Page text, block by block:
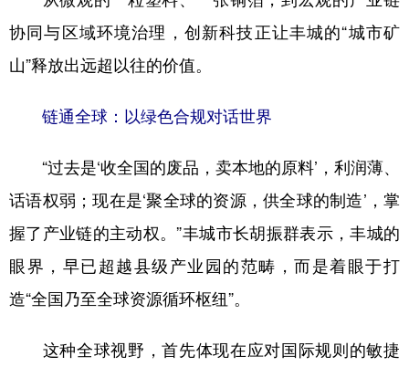
协同与区域环境治理，创新科技正让丰城的“城市矿
山”释放出远超以往的价值。
链通全球：以绿色合规对话世界
“过去是‘收全国的废品，卖本地的原料’，利润薄、
话语权弱；现在是‘聚全球的资源，供全球的制造’，掌
握了产业链的主动权。”丰城市长胡振群表示，丰城的
眼界，早已超越县级产业园的范畴，而是着眼于打
造“全国乃至全球资源循环枢纽”。
这种全球视野，首先体现在应对国际规则的敏捷